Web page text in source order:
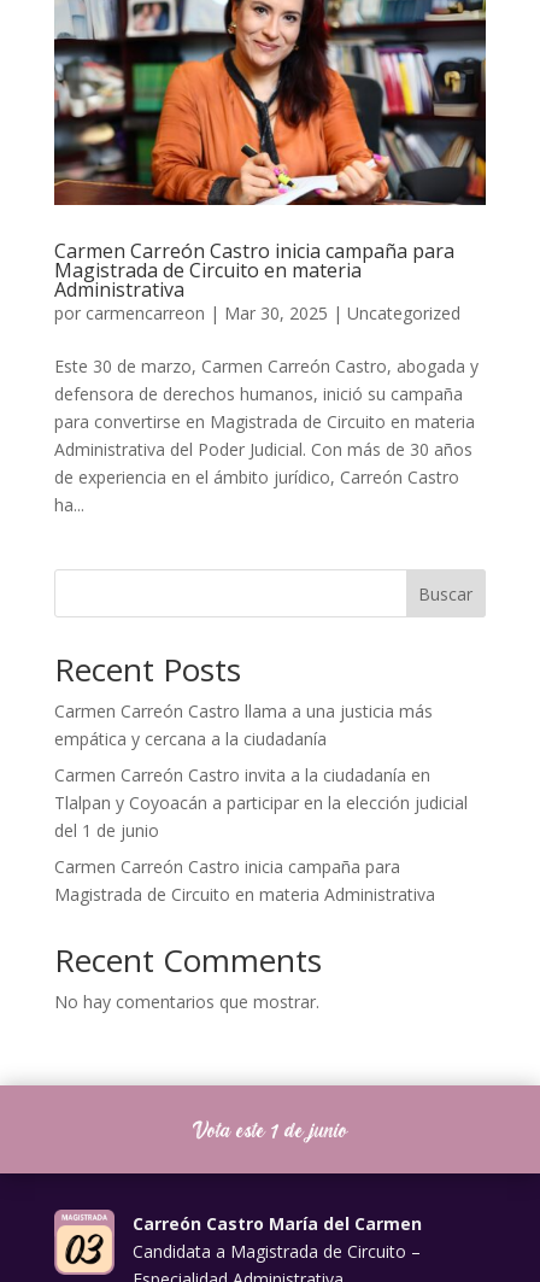
Carmen Carreón Castro inicia campaña para
Magistrada de Circuito en materia
Administrativa
por carmencarreon | Mar 30, 2025 | Uncategorized
Este 30 de marzo, Carmen Carreón Castro, abogada y
defensora de derechos humanos, inició su campaña
para convertirse en Magistrada de Circuito en materia
Administrativa del Poder Judicial. Con más de 30 años
de experiencia en el ámbito jurídico, Carreón Castro
ha...
Buscar
Recent Posts
Carmen Carreón Castro llama a una justicia más
empática y cercana a la ciudadanía
Carmen Carreón Castro invita a la ciudadanía en
Tlalpan y Coyoacán a participar en la elección judicial
del 1 de junio
Carmen Carreón Castro inicia campaña para
Magistrada de Circuito en materia Administrativa
Recent Comments
No hay comentarios que mostrar.
Vota este 1 de junio
Carreón Castro María del Carmen
Candidata a Magistrada de Circuito –